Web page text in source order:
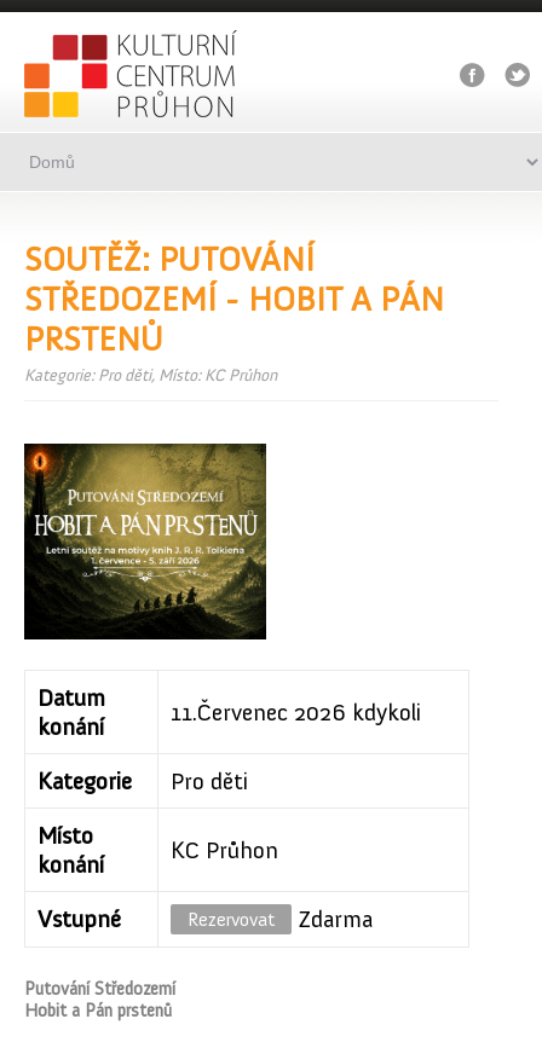
SOUTĚŽ: PUTOVÁNÍ
STŘEDOZEMÍ - HOBIT A PÁN
PRSTENŮ
Kategorie: Pro děti, Místo: KC Průhon
Datum
konání
11.Červenec 2026 kdykoli
Kategorie
Pro děti
Místo
konání
KC Průhon
Vstupné Zdarma
Rezervovat
Putování Středozemí
Hobit a Pán prstenů